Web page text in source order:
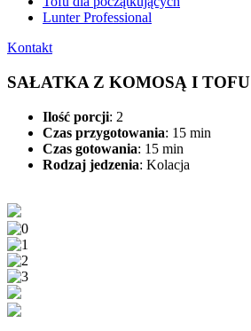
Lunter Professional
Kontakt
SAŁATKA Z KOMOSĄ I TOFU
Ilość porcji: 2
Czas przygotowania: 15 min
Czas gotowania: 15 min
Rodzaj jedzenia: Kolacja